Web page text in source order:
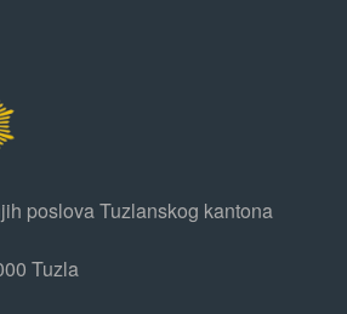
poslova Tuzlanskog kantona
Tuzla